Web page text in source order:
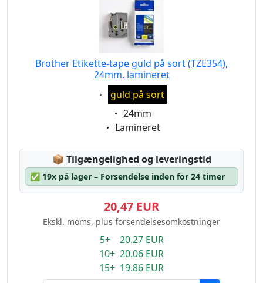
Brother Etikette-tape guld på sort (TZE354),
24mm, lamineret
Eigenschaft:
guld på sort
Eigenschaft:
24mm
Eigenschaft:
Lamineret
📦 Lagerstatus:
Tilgængelighed og leveringstid
✅ 19x på lager – Forsendelse inden for 24 timer
20,47 EUR
Ekskl. moms, plus forsendelsesomkostninger
5+ 20.27 EUR
10+ 20.06 EUR
15+ 19.86 EUR